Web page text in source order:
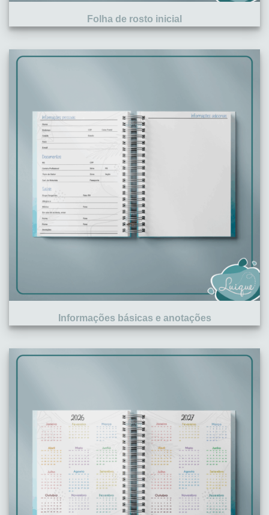
Folha de rosto inicial
Informações básicas e anotações